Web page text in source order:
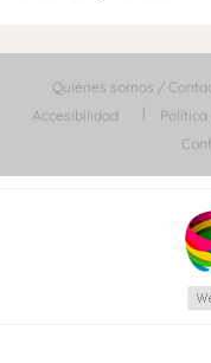
Quiénes somos /
Accesibilidad